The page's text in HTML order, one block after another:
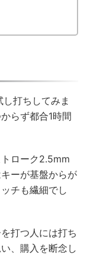
打ちしてみま
らず都合1時間
ローク2.5mm
ーが基盤からが
チも繊細でし
打つ人には打ち
、購入を断念し